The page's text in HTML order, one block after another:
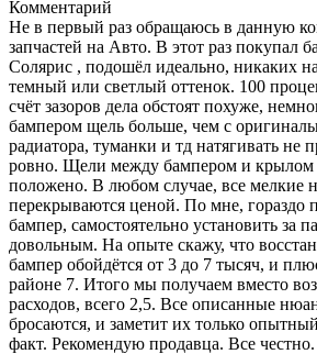
Комментарий
Не в первый раз обращаюсь в данную
запчастей на Авто. В этот раз покупал
Солярис , подошёл идеально, никаких
темный или светлый оттенок. 100
счёт зазоров дела обстоят похуже,
бампером щель больше, чем с
радиатора, туманки и тд натягивать не
ровно. Щели между бампером и крылом
положено. В любом случае, все мелкие
перекрываются ценой. По мне, гораздо
бампер, самостоятельно установить за
довольным. На опыте скажу, что
бампер обойдётся от 3 до 7 тысяч, и
районе 7. Итого мы получаем вместо
расходов, всего 2,5. Все описанные
бросаются, и заметит их только
факт. Рекомендую продавца. Все честно.